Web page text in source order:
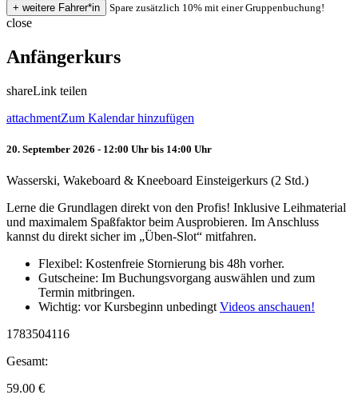
Spare zusätzlich 10% mit einer Gruppenbuchung!
close
Anfängerkurs
shareLink teilen
attachmentZum Kalendar hinzufügen
20. September 2026 - 12:00 Uhr bis 14:00 Uhr
Wasserski, Wakeboard & Kneeboard Einsteigerkurs (2 Std.)
Lerne die Grundlagen direkt von den Profis! Inklusive Leihmaterial
und maximalem Spaßfaktor beim Ausprobieren. Im Anschluss
kannst du direkt sicher im „Üben-Slot“ mitfahren.
Flexibel: Kostenfreie Stornierung bis 48h vorher.
Gutscheine: Im Buchungsvorgang auswählen und zum
Termin mitbringen.
Wichtig: vor Kursbeginn unbedingt Videos anschauen!
1783504116
Gesamt:
59.00 €